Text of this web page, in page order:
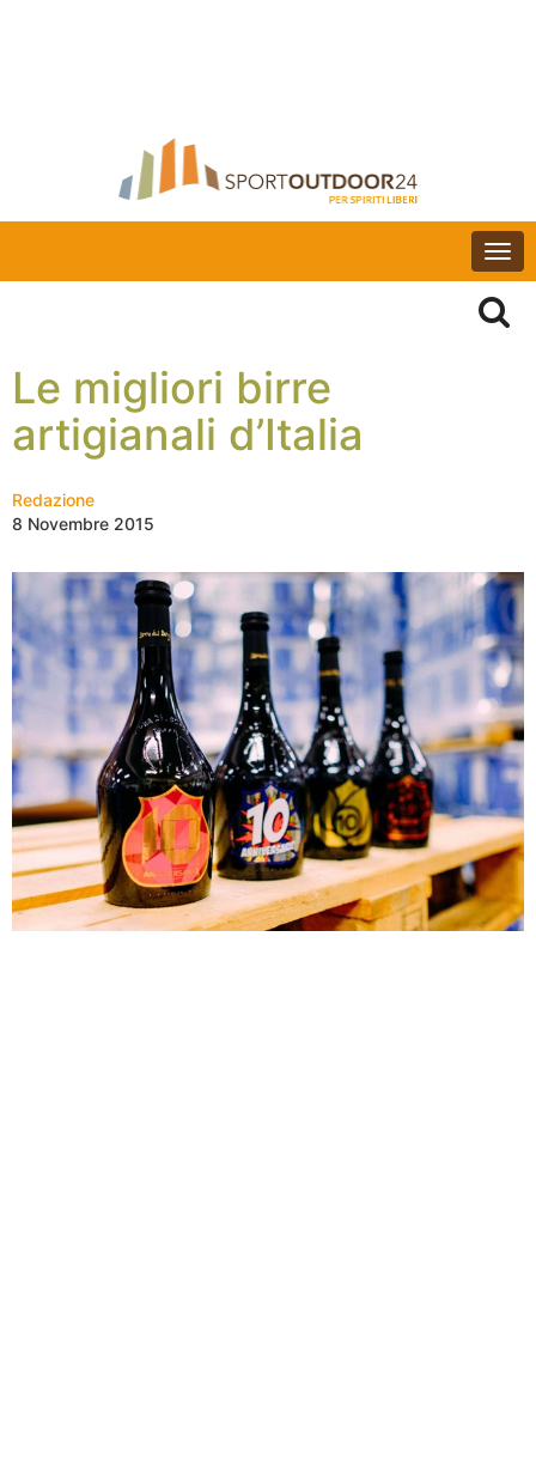
Le migliori birre
artigianali d’Italia
Redazione
8 Novembre 2015